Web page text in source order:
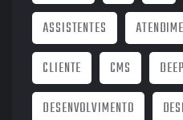
ASSISTENTES
CLIENTE
CMS
DESENVOLVIMENTO